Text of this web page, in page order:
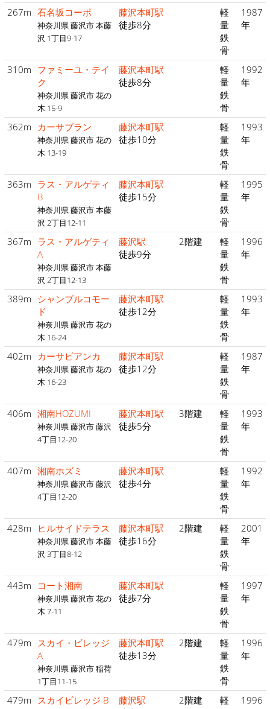
267m 石名坂コーポ
神奈川県 藤沢市 本藤
沢 1丁目9-17
藤沢本町駅
徒歩8分
軽
量
鉄
骨
1987
年
310m ファミーユ・テイ
ク
神奈川県 藤沢市 花の
木 15-9
藤沢本町駅
徒歩8分
軽
量
鉄
骨
1992
年
362m カーサブラン
神奈川県 藤沢市 花の
木 13-19
藤沢本町駅
徒歩10分
軽
量
鉄
骨
1993
年
363m ラス・アルゲティ
B
神奈川県 藤沢市 本藤
沢 2丁目12-11
藤沢本町駅
徒歩15分
軽
量
鉄
骨
1995
年
367m ラス・アルゲティ
A
神奈川県 藤沢市 本藤
沢 2丁目12-13
藤沢駅
徒歩9分
2階建
軽
量
鉄
骨
1996
年
389m シャンブルコモー
ド
神奈川県 藤沢市 花の
木 16-24
藤沢本町駅
徒歩12分
軽
量
鉄
骨
1993
年
402m カーサビアンカ
神奈川県 藤沢市 花の
木 16-23
藤沢本町駅
徒歩12分
軽
量
鉄
骨
1987
年
406m 湘南HOZUMI
神奈川県 藤沢市 藤沢
4丁目12-20
藤沢本町駅
徒歩5分
3階建
軽
量
鉄
骨
1993
年
407m 湘南ホズミ
神奈川県 藤沢市 藤沢
4丁目12-20
藤沢本町駅
徒歩4分
軽
量
鉄
骨
1992
年
428m ヒルサイドテラス
神奈川県 藤沢市 本藤
沢 3丁目8-12
藤沢本町駅
徒歩16分
2階建
軽
量
鉄
骨
2001
年
443m コート湘南
神奈川県 藤沢市 花の
木 7-11
藤沢本町駅
徒歩7分
軽
量
鉄
骨
1997
年
479m スカイ・ビレッジ
A
神奈川県 藤沢市 稲荷
1丁目11-15
藤沢本町駅
徒歩13分
2階建
軽
量
鉄
骨
1996
年
479m スカイビレッジ B
藤沢駅
2階建
軽
1996